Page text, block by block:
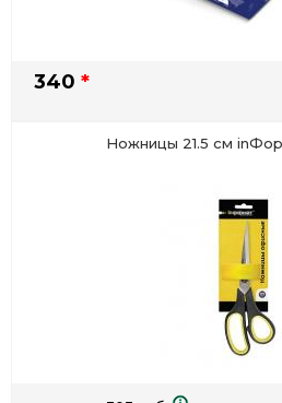
340 *
Ножницы 21.5 см